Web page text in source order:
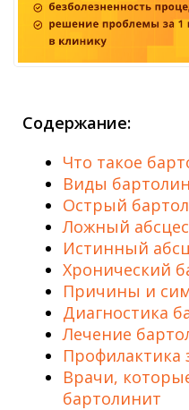
Содержание:
Что такое
Виды
Острый
Ложный
Истинный
Хронический
Причины и
Диагностика
Лечение
Профилактика
Врачи,
бартолинит